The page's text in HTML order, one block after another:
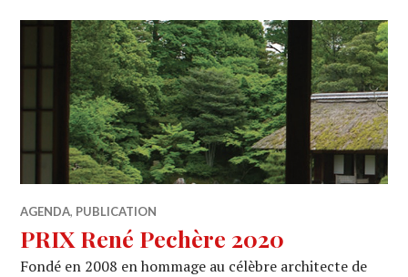
AGENDA, PUBLICATION
PRIX René Pechère 2020
Fondé en 2008 en hommage au célèbre architecte de